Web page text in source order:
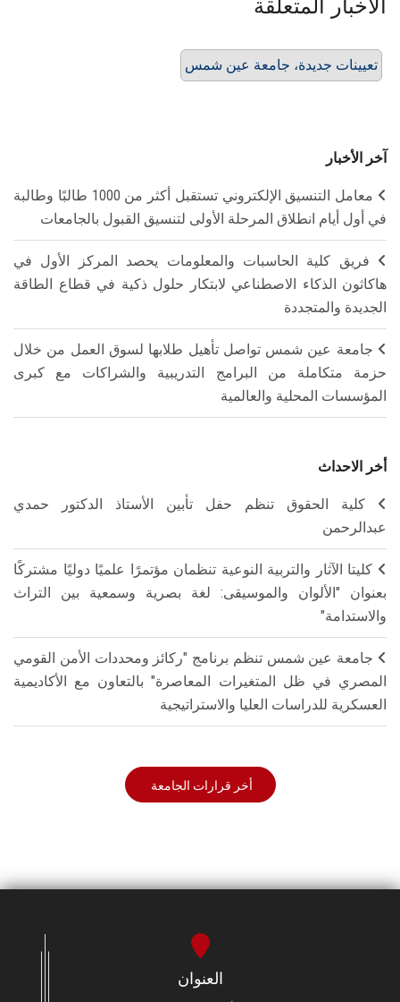
الأخبار المتعلقة
تعيينات جديدة، جامعة عين شمس
آخر الأخبار
معامل التنسيق الإلكتروني تستقبل أكثر من 1000 طالبًا وطالبة
في أول أيام انطلاق المرحلة الأولى لتنسيق القبول بالجامعات
فريق كلية الحاسبات والمعلومات يحصد المركز الأول في
هاكاثون الذكاء الاصطناعي لابتكار حلول ذكية في قطاع الطاقة
الجديدة والمتجددة
جامعة عين شمس تواصل تأهيل طلابها لسوق العمل من خلال
حزمة متكاملة من البرامج التدريبية والشراكات مع كبرى
المؤسسات المحلية والعالمية
أخر الاحداث
كلية الحقوق تنظم حفل تأبين الأستاذ الدكتور حمدي
عبدالرحمن
كليتا الآثار والتربية النوعية تنظمان مؤتمرًا علميًا دوليًا مشتركًا
بعنوان "الألوان والموسيقى: لغة بصرية وسمعية بين التراث
والاستدامة"
جامعة عين شمس تنظم برنامج "ركائز ومحددات الأمن القومي
المصري في ظل المتغيرات المعاصرة" بالتعاون مع الأكاديمية
العسكرية للدراسات العليا والاستراتيجية
أخر قرارات الجامعة
العنوان